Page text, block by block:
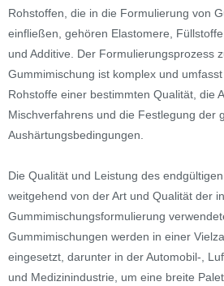
Rohstoffen, die in die Formulierung von
einfließen, gehören Elastomere,
und Additive. Der Formulierungsprozess
Gummimischung ist komplex und
Rohstoffe einer bestimmten Qualität, die
Mischverfahrens und die Festlegung der
Aushärtungsbedingungen.
Die Qualität und Leistung des
weitgehend von der Art und Qualität der
Gummimischungsformulierung
Gummimischungen werden in einer
eingesetzt, darunter in der Automobil-,
und Medizinindustrie, um eine breite